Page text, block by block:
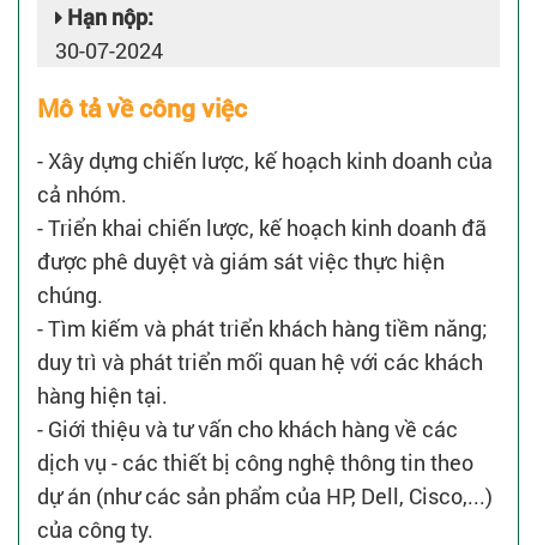
Hạn nộp:
30-07-2024
Mô tả về công việc
- Xây dựng chiến lược, kế hoạch kinh doanh của
cả nhóm.
- Triển khai chiến lược, kế hoạch kinh doanh đã
được phê duyệt và giám sát việc thực hiện
chúng.
- Tìm kiếm và phát triển khách hàng tiềm năng;
duy trì và phát triển mối quan hệ với các khách
hàng hiện tại.
- Giới thiệu và tư vấn cho khách hàng về các
dịch vụ - các thiết bị công nghệ thông tin theo
dự án (như các sản phẩm của HP, Dell, Cisco,...)
của công ty.